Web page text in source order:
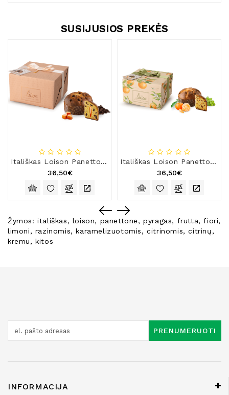
SUSIJUSIOS PREKĖS
Itališkas Loison Panettone pyragas GOLD NeroSale su rinktiniu šokoladu ir sūdyta karamele
36,50€
Itališkas Loison Panettone pyragas FRUTTA e FIORI MANDARINO su razinomis ir vėlyvojo derliaus Ciaculli mandarinais
36,50€
Žymos:itališkas, loison, panettone,pyragas, frutta,fiori,
limoni, razinomis,karamelizuotomis,citrinomis,citrinų,
kremu,kitos
PRENUMERUOTI
INFORMACIJA